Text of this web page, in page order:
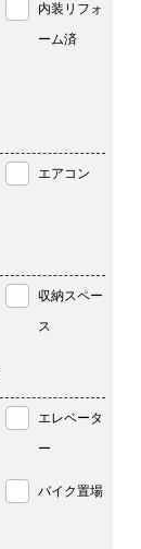
内装リフォ
ーム済
エアコン
収納スペー
ス
エレベータ
ー
バイク置場